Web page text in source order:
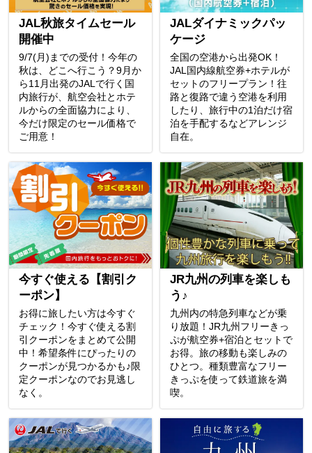
JAL秋旅タイムセール
開催中
9/7(月)までの受付！今年の
秋は、どこへ行こう？9月か
ら11月出発のJALで行く国
内旅行が、航空会社とホテ
ルからの全面協力により、
今だけ限定のセール価格で
ご用意！
JALダイナミックパッ
ケージ
全国の空港から出発OK！
JAL国内線航空券+ホテルが
セットのフリープラン！往
路と復路で違う空港を利用
したり、旅行中の1泊だけ宿
泊を手配するなどアレンジ
自在。
今すぐ使える【割引ク
ーポン】
お得に旅したい方は今すぐ
チェック！今すぐ使える割
引クーポンをまとめて公開
中！希望条件にぴったりの
クーポンが見つかるかも♪限
定クーポンなのでお見逃し
なく。
JR九州の列車を楽しも
う♪
九州内の特急列車などが乗
り放題！JR九州フリーきっ
ぷが航空券+宿泊とセットで
お得。旅の移動も楽しみの
ひとつ。種類豊富なフリー
きっぷを使って鉄道旅を満
喫。